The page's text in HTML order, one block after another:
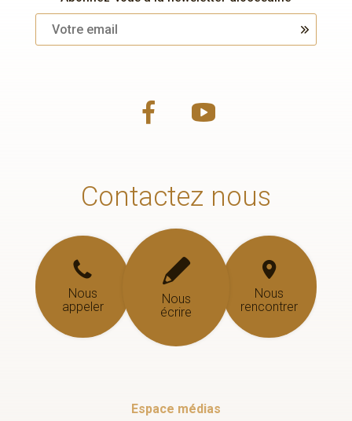
Contactez nous
Nous
appeler
Nous
écrire
Nous
rencontrer
Espace médias